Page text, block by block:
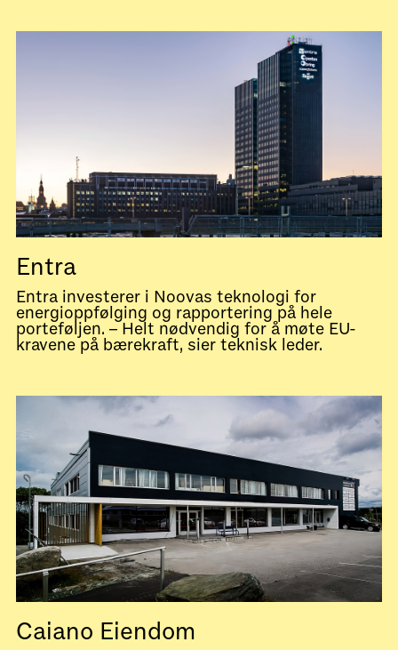
Entra
Entra investerer i Noovas teknologi for
energioppfølging og rapportering på hele
porteføljen. – Helt nødvendig for å møte EU-
kravene på bærekraft, sier teknisk leder.
Caiano Eiendom